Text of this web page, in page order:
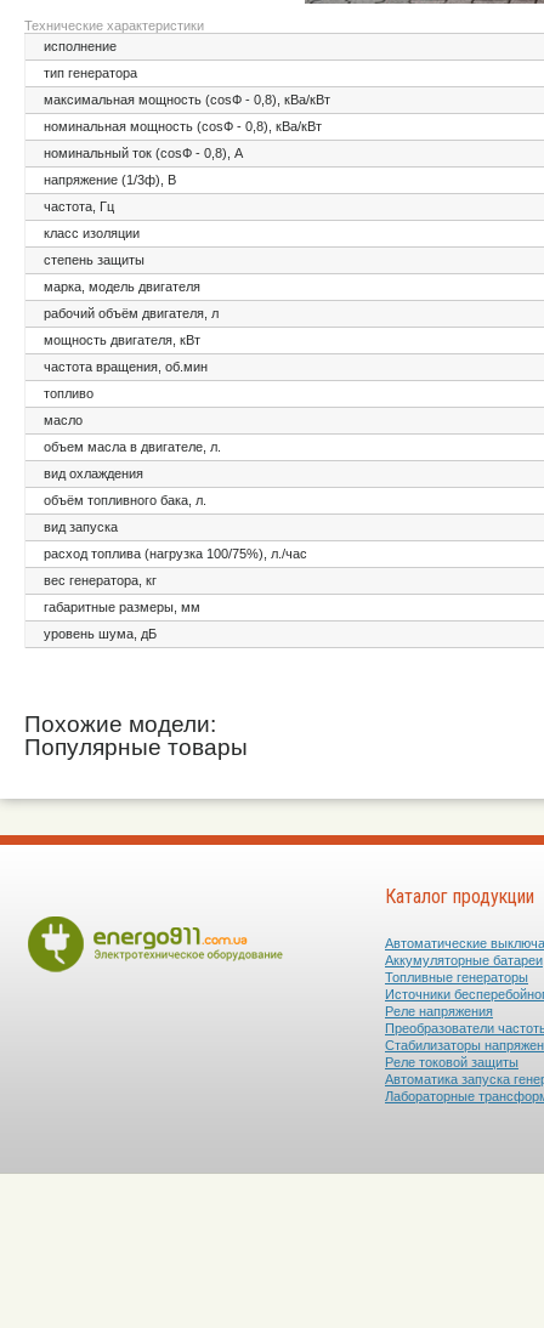
Технические характеристики
исполнение
тип генератора
максимальная мощность (cosФ - 0,8), кВа/кВт
номинальная мощность (cosФ - 0,8), кВа/кВт
номинальный ток (cosФ - 0,8), А
напряжение (1/3ф), В
частота, Гц
класс изоляции
степень защиты
марка, модель двигателя
рабочий объём двигателя, л
мощность двигателя, кВт
частота вращения, об.мин
топливо
масло
объем масла в двигателе, л.
вид охлаждения
объём топливного бака, л.
вид запуска
расход топлива (нагрузка 100/75%), л./час
вес генератора, кг
габаритные размеры, мм
уровень шума, дБ
Похожие модели:
Популярные товары
Каталог продукции
Автоматические
Аккумуляторные батареи
Топливные генераторы
Источники
Реле напряжения
Преобразователи
Стабилизаторы
Реле токовой защиты
Автоматика запуска
Лабораторные